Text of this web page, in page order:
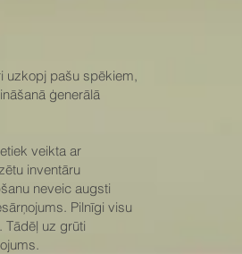
uzkopj pašu spēkiem,
ģenerālā
veikta ar
inventāru
neveic augsti
Pilnīgi visu
Tādēļ uz grūti